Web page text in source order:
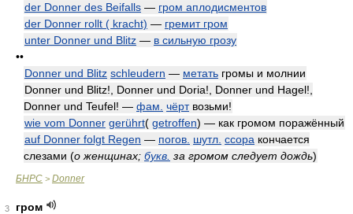
der Donner des Beifalls — гром аплодисментов
der Donner rollt ( kracht) — гремит гром
unter Donner und Blitz — в сильную грозу
••
Donner und Blitz schleudern — метать громы и молнии
Donner und Blitz!, Donner und Doria!, Donner und Hagel!,
Donner und Teufel! — фам. чёртвозьми!
wie vom Donner gerührt( getroffen) — как громом поражённый
auf Donner folgt Regen — погов. шутл. ссора кончается
слезами (о женщинах; букв. за громом следует дождь)
БНРС > Donner
3
гром